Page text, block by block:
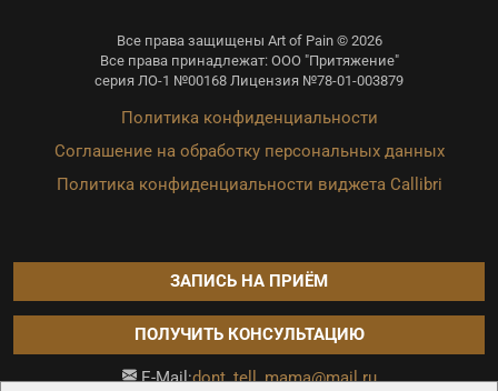
Все права защищены Art of Pain © 2026
Все права принадлежат: ООО "Притяжение"
серия ЛО-1 №00168 Лицензия №78-01-003879
Политика конфиденциальности
Соглашение на обработку персональных данных
Политика конфиденциальности виджета Callibri
ЗАПИСЬ НА ПРИЁМ
ПОЛУЧИТЬ КОНСУЛЬТАЦИЮ
E-Mail:dont_tell_mama@mail.ru